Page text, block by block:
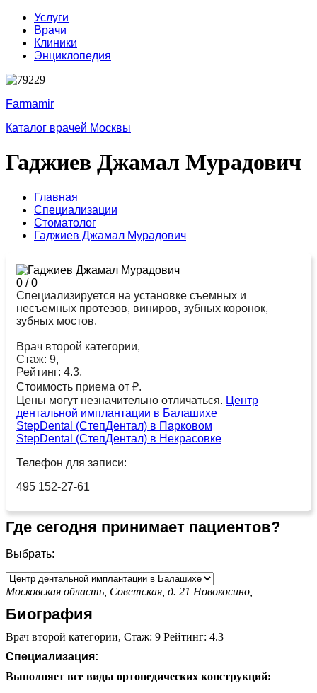
Услуги
Врачи
Клиники
Энциклопедия
Farmamir
Каталог врачей Москвы
Гаджиев Джамал Мурадович
Главная
Специализации
Стоматолог
Гаджиев Джамал Мурадович
0 /0
Специализируется на установке съемных и
несъемных протезов, виниров, зубных коронок,
зубных мостов.
Врач второй категории,
Стаж: 9,
Рейтинг: 4.3,
Стоимость приема от ₽.
Цены могут незначительно отличаться. Центр
дентальной имплантации в Балашихе
StepDental (СтепДентал) в Парковом
StepDental (СтепДентал) в Некрасовке
Телефон для записи:
495 152-27-61
Где сегодня принимает пациентов?
Выбрать:
Московская область, Советская, д. 21 Новокосино,
Биография
Врач второй категории, Стаж: 9 Рейтинг: 4.3
Специализация:
Выполняет все виды ортопедических конструкций: